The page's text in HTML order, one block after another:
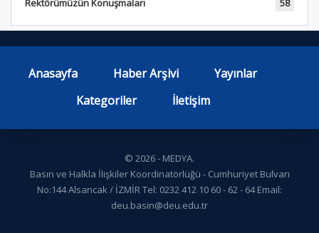
Anasayfa Haber Arşivi
Yayınlar
Kategoriler
İletişim
© 2026 - MEDYA.
Basın ve Halkla İlişkiler Koordinatörlüğü - Cumhuriyet Bulvarı
No:144 Alsancak / İZMİR Tel: 0232 412 10 60 - 62 - 64 Email:
deu.basin@deu.edu.tr